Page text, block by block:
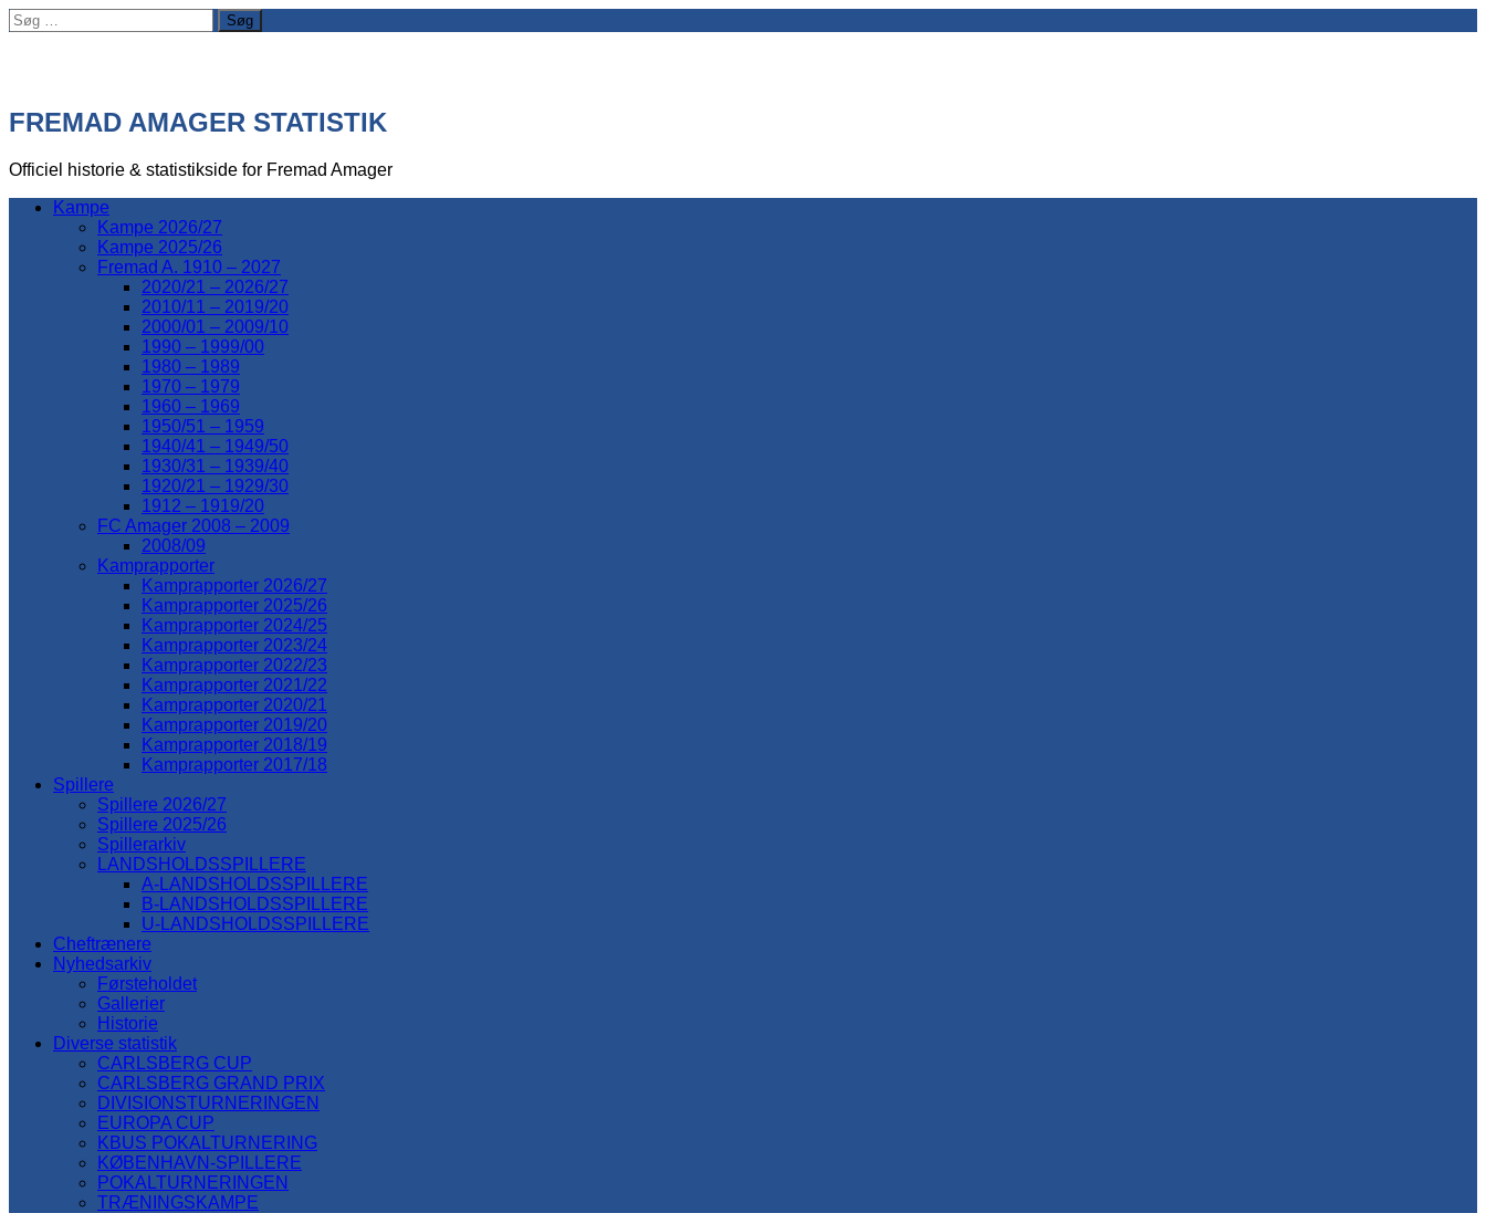
Søg
efter:
FREMAD AMAGER STATISTIK
Officiel historie & statistikside for Fremad Amager
Kampe
Kampe 2026/27
Kampe 2025/26
Fremad A. 1910 – 2027
2020/21 – 2026/27
2010/11 – 2019/20
2000/01 – 2009/10
1990 – 1999/00
1980 – 1989
1970 – 1979
1960 – 1969
1950/51 – 1959
1940/41 – 1949/50
1930/31 – 1939/40
1920/21 – 1929/30
1912 – 1919/20
FC Amager 2008 – 2009
2008/09
Kamprapporter
Kamprapporter 2026/27
Kamprapporter 2025/26
Kamprapporter 2024/25
Kamprapporter 2023/24
Kamprapporter 2022/23
Kamprapporter 2021/22
Kamprapporter 2020/21
Kamprapporter 2019/20
Kamprapporter 2018/19
Kamprapporter 2017/18
Spillere
Spillere 2026/27
Spillere 2025/26
Spillerarkiv
LANDSHOLDSSPILLERE
A-LANDSHOLDSSPILLERE
B-LANDSHOLDSSPILLERE
U-LANDSHOLDSSPILLERE
Cheftrænere
Nyhedsarkiv
Førsteholdet
Gallerier
Historie
Diverse statistik
CARLSBERG CUP
CARLSBERG GRAND PRIX
DIVISIONSTURNERINGEN
EUROPA CUP
KBUS POKALTURNERING
KØBENHAVN-SPILLERE
POKALTURNERINGEN
TRÆNINGSKAMPE